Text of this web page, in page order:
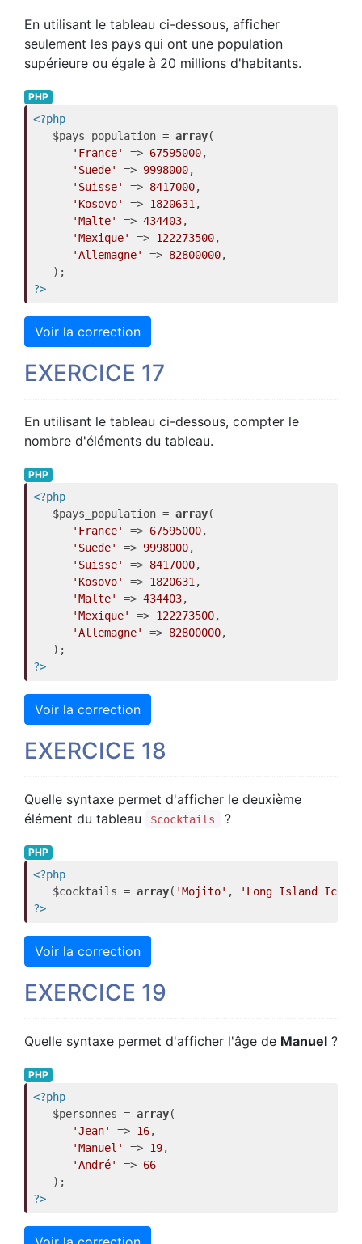
En utilisant le tableau ci-dessous, afficher
seulement les pays qui ont une population
supérieure ou égale à 20 millions d'habitants.
PHP
<?php
   $pays_population =
array(
'France'
=> 67595000,
'Suede'
=> 9998000,
'Suisse'
=> 8417000,
'Kosovo'
=> 1820631 ,
'Malte'
=> 434403,
'Mexique'
=> 122273500,
'Allemagne'
=> 82800000,
?>
Voir la correction
EXERCICE 17
En utilisant le tableau ci-dessous, compter le
nombre d'éléments du tableau.
PHP
<?php
   $pays_population =
array(
'France'
=> 67595000,
'Suede'
=> 9998000,
'Suisse'
=> 8417000,
'Kosovo'
=> 1820631 ,
'Malte'
=> 434403,
'Mexique'
=> 122273500,
'Allemagne'
=> 82800000,
?>
Voir la correction
EXERCICE 18
Quelle syntaxe permet d'afficher le deuxième
élément du tableau
$cocktails ?
PHP
<?php
   $cocktails =
array( 'Mojito' ,
'Long Island Iced
?>
Voir la correction
EXERCICE 19
Quelle syntaxe permet d'afficher l'âge de Manuel ?
PHP
<?php
   $personnes =
array(
'Jean'
=> 16,
'Manuel'
=> 19,
'André'
=> 66
?>